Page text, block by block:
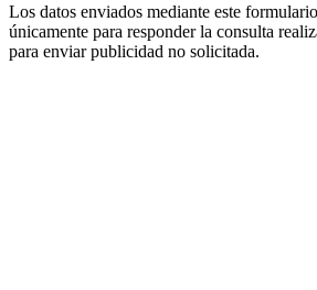
Los datos enviados mediante este
únicamente para responder la consulta
para enviar publicidad no solicitada.